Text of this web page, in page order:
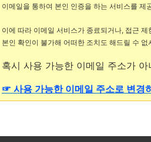
이메일을 통하여 본인 인증을 하는 서비스를 제
이에 따라 이메일 서비스가 종료되거나, 접근 제
본인 확인이 불가해 어떠한 조치도 해드릴 수
혹시 사용 가능한 이메일 주소가
☞ 사용 가능한 이메일 주소로 변경